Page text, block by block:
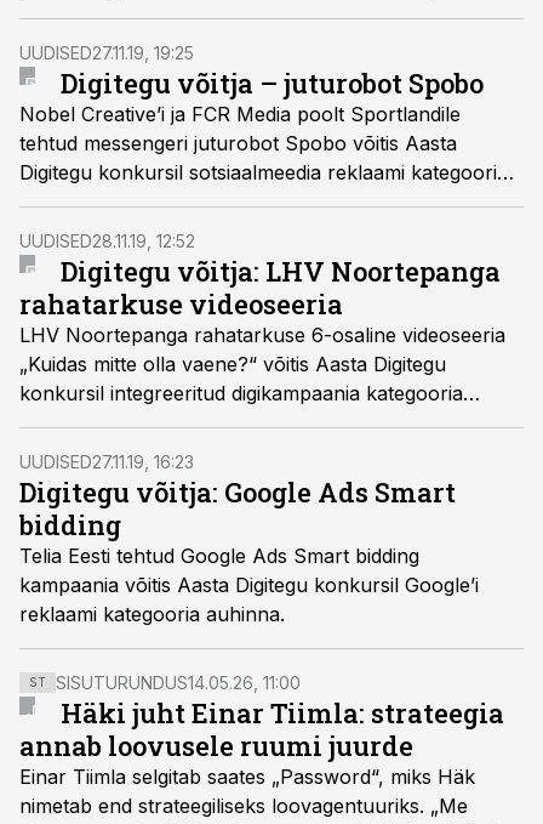
reklaamide kategoorias.
UUDISED27.11.19, 19:25
Digitegu võitja – juturobot Spobo
Nobel Creative’i ja FCR Media poolt Sportlandile
tehtud messengeri juturobot Spobo võitis Aasta
Digitegu konkursil sotsiaalmeedia reklaami kategooria
auhinna.
UUDISED28.11.19, 12:52
Digitegu võitja: LHV Noortepanga
rahatarkuse videoseeria
LHV Noortepanga rahatarkuse 6-osaline videoseeria
„Kuidas mitte olla vaene?“ võitis Aasta Digitegu
konkursil integreeritud digikampaania kategooria
auhinna.
UUDISED27.11.19, 16:23
Digitegu võitja: Google Ads Smart
bidding
Telia Eesti tehtud Google Ads Smart bidding
kampaania võitis Aasta Digitegu konkursil Google’i
reklaami kategooria auhinna.
ST SISUTURUNDUS14.05.26, 11:00
Häki juht Einar Tiimla: strateegia
annab loovusele ruumi juurde
Einar Tiimla selgitab saates „Password“, miks Häk
nimetab end strateegiliseks loovagentuuriks. „Me